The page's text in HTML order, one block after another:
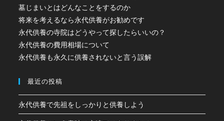
墓じまいとはどんなことをするのか
将来を考えるなら永代供養がお勧めです
永代供養の寺院はどうやって探したらいいの？
永代供養の費用相場について
永代供養も永久に供養されないと言う誤解
最近の投稿
永代供養で先祖をしっかりと供養しよう